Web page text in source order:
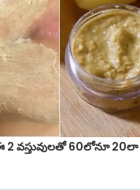
ఈ 2 వస్తువులతో 60లోనూ